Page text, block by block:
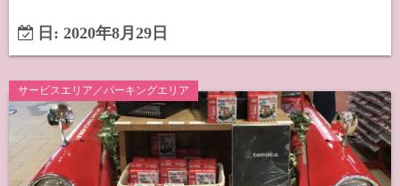
日: 2020年8月29日
サービスエリア／パーキングエリア